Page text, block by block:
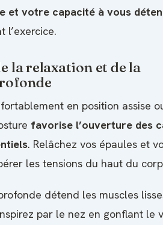
et votre capacité à vous
l’exercice.
la relaxation et de la
en position assise
favorise l’ouverture des
. Relâchez vos épaules et
les tensions du haut du
détend les muscles
par le nez en gonflant le